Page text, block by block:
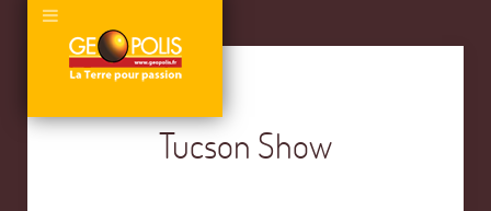
Tucson Show